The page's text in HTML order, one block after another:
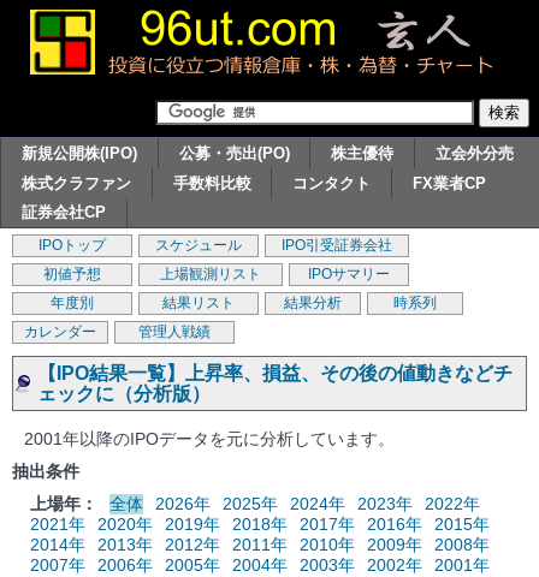
新規公開株(IPO) 公募・売出(PO) 株主優待
立会外分売
株式クラファン
手数料比較 コンタクト
FX業者CP
証券会社CP
IPOトップ スケジュール
IPO引受証券会社
初値予想
上場観測リスト
IPOサマリー
年度別
結果リスト 結果分析
時系列
カレンダー
管理人戦績
【IPO結果一覧】上昇率、損益、その後の値動きなどチ
ェックに（分析版）
2001年以降のIPOデータを元に分析しています。
抽出条件
上場年：
全体 2026年 2025年 2024年 2023年
2022年
2021年
2020年 2019年 2018年 2017年 2016年
2015年
2014年
2013年 2012年 2011年 2010年 2009年
2008年
2007年
2006年 2005年 2004年 2003年 2002年
2001年